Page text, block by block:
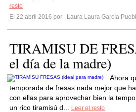
resto
El 22 abril 2016 por
Laura Laura García
TIRAMISU DE
el día de la madre)
Ahora
temporada de fresas nada mejor que
con ellas para aprovechar bien la
un rico tiramisú d...
Leer el resto